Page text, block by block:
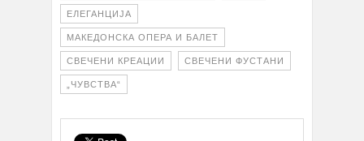
ЕЛЕГАНЦИЈА
МАКЕДОНСКА ОПЕРА И БАЛЕТ
СВЕЧЕНИ КРЕАЦИИ СВЕЧЕНИ ФУСТАНИ
„ЧУВСТВА“